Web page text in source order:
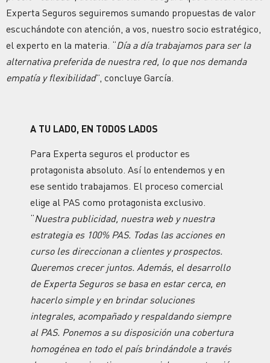
Experta Seguros seguiremos sumando propuestas de valor
escuchándote con atención, a vos, nuestro socio estratégico,
el experto en la materia. “Día a día trabajamos para ser la
alternativa preferida de nuestra red, lo que nos demanda
empatía y flexibilidad”, concluye García.
A TU LADO, EN TODOS LADOS
Para Experta seguros el productor es
protagonista absoluto. Así lo entendemos y en
ese sentido trabajamos. El proceso comercial
elige al PAS como protagonista exclusivo.
“Nuestra publicidad, nuestra web y nuestra
estrategia es 100% PAS. Todas las acciones en
curso les direccionan a clientes y prospectos.
Queremos crecer juntos. Además, el desarrollo
de Experta Seguros se basa en estar cerca, en
hacerlo simple y en brindar soluciones
integrales, acompañado y respaldando siempre
al PAS. Ponemos a su disposición una cobertura
homogénea en todo el país brindándole a través